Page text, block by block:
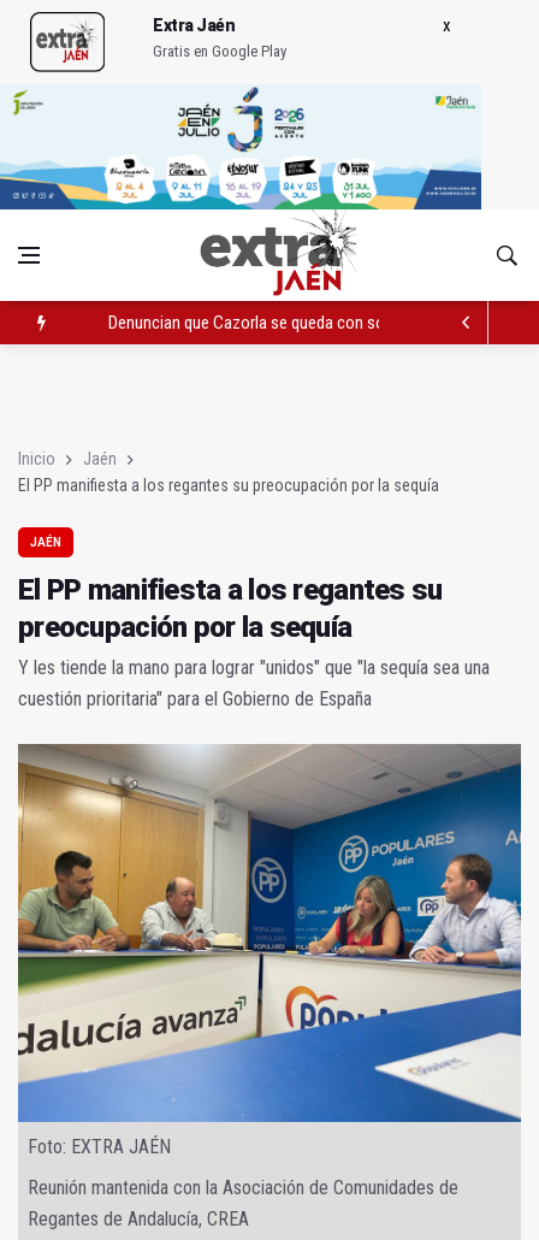
Extra Jaén
Gratis en Google Play
Denuncian que Cazorla se queda con solo dos bomberos por
Inicio
Jaén
El PP manifiesta a los regantes su preocupación por la sequía
JAÉN
El PP manifiesta a los regantes su
preocupación por la sequía
Y les tiende la mano para lograr "unidos" que "la sequía sea una
cuestión prioritaria" para el Gobierno de España
Foto: EXTRA JAÉN
Reunión mantenida con la Asociación de Comunidades de
Regantes de Andalucía, CREA